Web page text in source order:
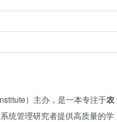
）主办，是一本专注于农
统管理研究者提供高质量的学